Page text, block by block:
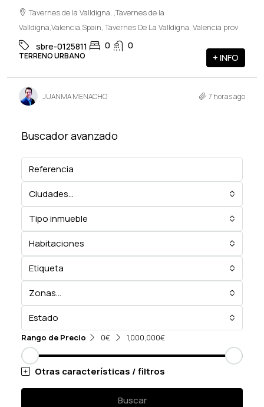
Tavernes de la Valldigna, ,Tavernes de la
Valldigna,Valencia,Spain, Tavernes De La Valldigna, Valencia prov
sbre-0125811 0 0
TERRENO URBANO + INFO
JUANMA MENACHO 7 horas ago
Buscador avanzado
Ciudades...
Tipo inmueble
Habitaciones
Etiqueta
Zonas...
Estado
Rango de Precio 0€ 1,000,000€
Otras características / filtros
Buscar